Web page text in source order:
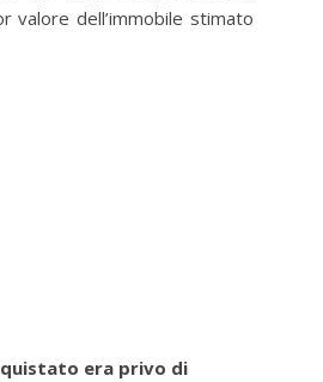
valore dell’immobile stimato
era privo di